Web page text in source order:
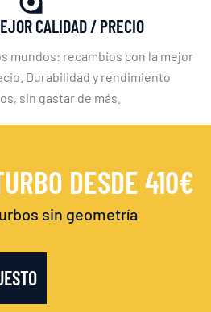
CALIDAD / PRECIO
mundos: recambios con la mejor
Durabilidad y rendimiento
sin gastar de más.
DESDE 410€
sin geometría